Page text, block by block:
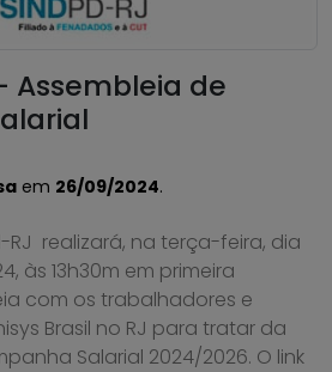
Assembleia de
em 26/09/2024.
realizará, na terça-feira, dia
às 13h30m em primeira
com os trabalhadores e
Brasil no RJ para tratar da
Salarial 2024/2026. O link